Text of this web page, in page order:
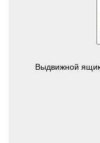
Выдвижной